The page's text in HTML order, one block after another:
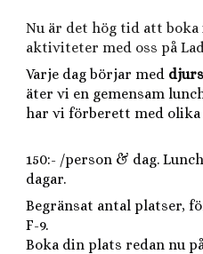
Nu är det hög tid att
aktiviteter med oss på
Varje dag börjar med
äter vi en gemensam
har vi förberett med
150:- /person & dag.
dagar.
Begränsat antal platser,
F-9.
Boka din plats redan nu